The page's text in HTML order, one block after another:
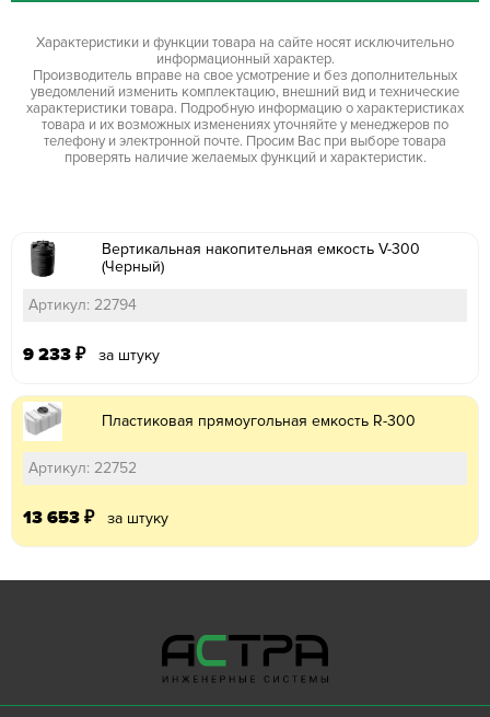
Характеристики и функции товара на сайте носят исключительно
информационный характер.
Производитель вправе на свое усмотрение и без дополнительных
уведомлений изменить комплектацию, внешний вид и технические
характеристики товара. Подробную информацию о характеристиках
товара и их возможных изменениях уточняйте у менеджеров по
телефону и электронной почте. Просим Вас при выборе товара
проверять наличие желаемых функций и характеристик.
Вертикальная накопительная емкость V-300
(Черный)
Артикул: 22794
9 233 ₽ за штуку
Пластиковая прямоугольная емкость R-300
Артикул: 22752
13 653 ₽ за штуку